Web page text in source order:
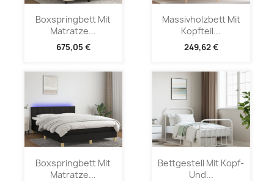
Boxspringbett Mit
Matratze...
675,05 €
Massivholzbett Mit
Kopfteil...
249,62 €
Boxspringbett Mit
Matratze...
Bettgestell Mit Kopf-
Und...